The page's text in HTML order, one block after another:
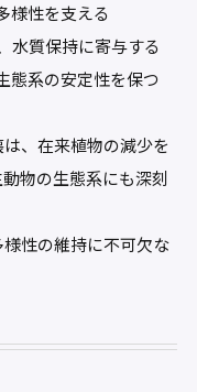
様性を支える
水質保持に寄与する
態系の安定性を保つ
、在来植物の減少を
物の生態系にも深刻
性の維持に不可欠な